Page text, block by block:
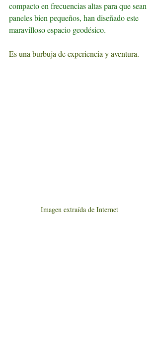
compacto en frecuencias altas para que sean
paneles bien pequeños, han diseñado este
maravilloso espacio geodésico.
Es una burbuja de experiencia y aventura.
Imagen extraída de Internet